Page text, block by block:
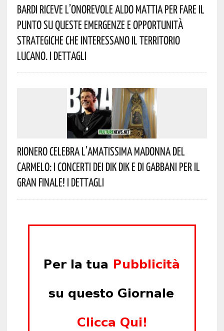
Bardi Riceve L’onorevole Aldo Mattia Per Fare Il
Punto Su Queste Emergenze E Opportunità
Strategiche Che Interessano Il Territorio
Lucano. I Dettagli
Rionero Celebra L’amatissima Madonna Del
Carmelo: I Concerti Dei DIK DIK E Di Gabbani Per Il
Gran Finale! I Dettagli